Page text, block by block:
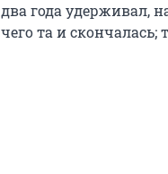
два года удерживал,
чего та и